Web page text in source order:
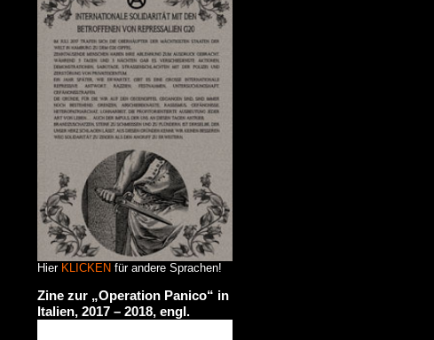
Hier KLICKEN für andere Sprachen!
Zine zur „Operation Panico“ in
Italien, 2017 – 2018, engl.